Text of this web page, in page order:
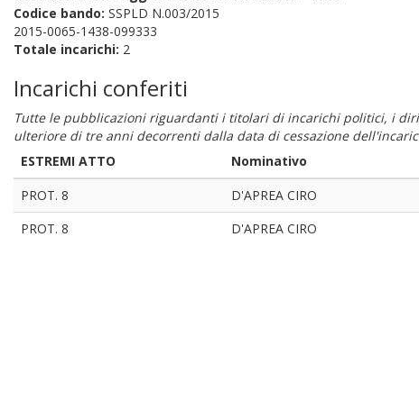
Codice bando: SSPLD N.003/2015
2015-0065-1438-099333
Totale incarichi: 2
Incarichi conferiti
Tutte le pubblicazioni riguardanti i titolari di incarichi politici, i
ulteriore di tre anni decorrenti dalla data di cessazione
ESTREMI ATTO
Nominativo
PROT. 8
D'APREA CIRO
PROT. 8
D'APREA CIRO